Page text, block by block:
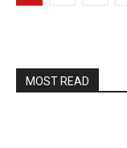
MOST READ